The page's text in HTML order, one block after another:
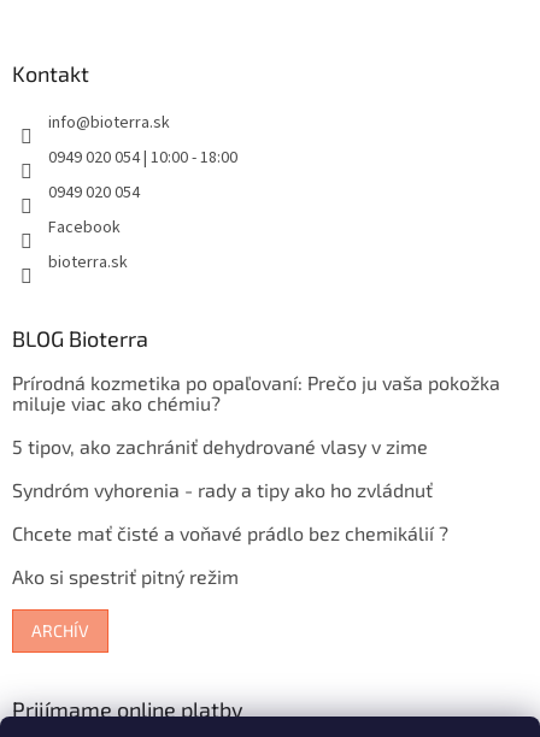
Kontakt
info@bioterra.sk
0949 020 054 | 10:00 - 18:00
0949 020 054
Facebook
bioterra.sk
BLOG Bioterra
Prírodná kozmetika po opaľovaní: Prečo ju vaša pokožka
miluje viac ako chémiu?
5 tipov, ako zachrániť dehydrované vlasy v zime
Syndróm vyhorenia - rady a tipy ako ho zvládnuť
Chcete mať čisté a voňavé prádlo bez chemikálií ?
Ako si spestriť pitný režim
ARCHÍV
Prijímame online platby